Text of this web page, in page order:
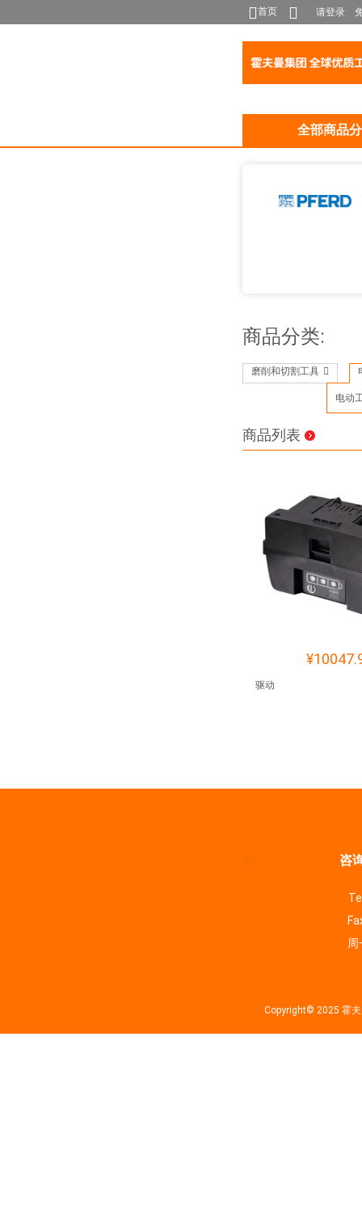
首页 请登录
全部商品
商品分类:
磨削和切割工具
电动
商品列表
驱动
咨
Copyright© 2025 霍